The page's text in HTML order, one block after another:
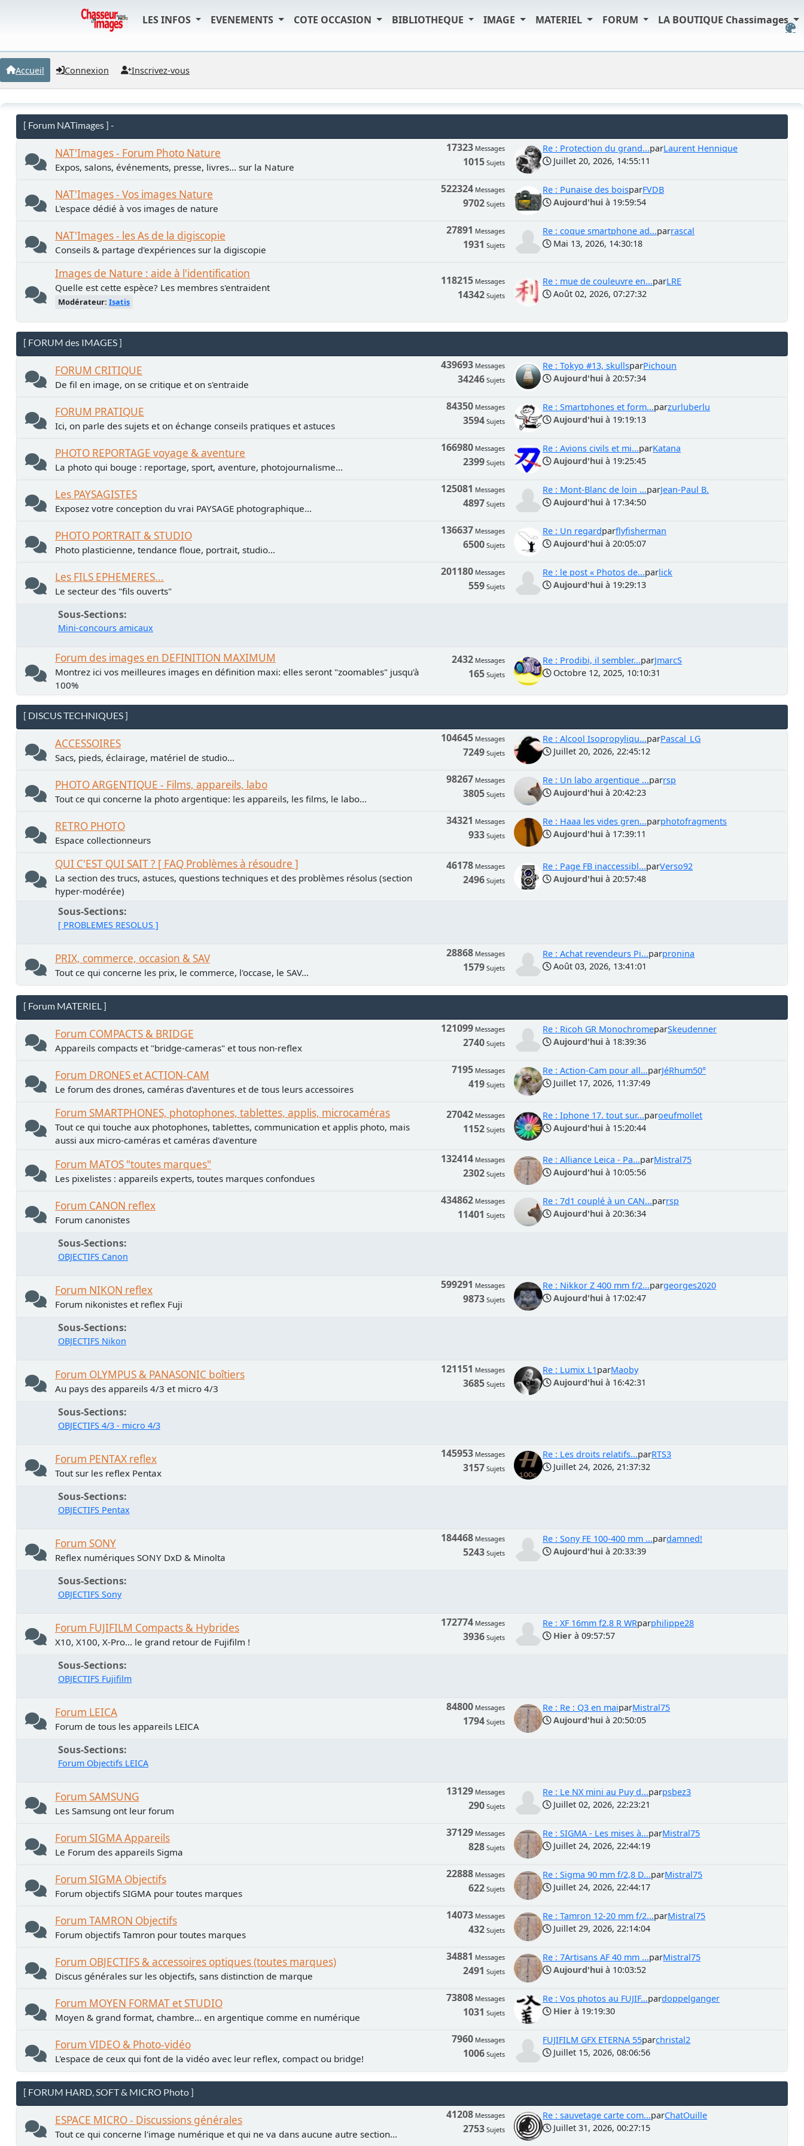
LES INFOS EVENEMENTS COTE OCCASION BIBLIOTHEQUE IMAGE MATERIEL FORUM LA BOUTIQUE Chassimages
Accueil Connexion Inscrivez-vous
[ Forum NATimages ] -
NAT'Images - Forum Photo Nature
Expos, salons, événements, presse, livres... sur la Nature
17323 Messages
1015 Sujets
Re : Protection du grand...parLaurent Hennique
Juillet 20, 2026, 14:55:11
NAT'Images - Vos images Nature
L'espace dédié à vos images de nature
522324 Messages
9702 Sujets
Re : Punaise des boisparFVDB
Aujourd'hui à 19:59:54
NAT'Images - les As de la digiscopie
Conseils & partage d'expériences sur la digiscopie
27891 Messages
1931 Sujets
Re : coque smartphone ad...parrascal
Mai 13, 2026, 14:30:18
Images de Nature : aide à l'identification
Quelle est cette espèce? Les membres s'entraident
Modérateur: Isatis
118215 Messages
14342 Sujets
Re : mue de couleuvre en...parLRE
Août 02, 2026, 07:27:32
[ FORUM des IMAGES ]
FORUM CRITIQUE
De fil en image, on se critique et on s'entraide
439693 Messages
34246 Sujets
Re : Tokyo #13, skullsparPichoun
Aujourd'hui à 20:57:34
FORUM PRATIQUE
Ici, on parle des sujets et on échange conseils pratiques et astuces
84350 Messages
3594 Sujets
Re : Smartphones et form...parzurluberlu
Aujourd'hui à 19:19:13
PHOTO REPORTAGE voyage & aventure
La photo qui bouge : reportage, sport, aventure, photojournalisme...
166980 Messages
2399 Sujets
Re : Avions civils et mi...parKatana
Aujourd'hui à 19:25:45
Les PAYSAGISTES
Exposez votre conception du vrai PAYSAGE photographique...
125081 Messages
4897 Sujets
Re : Mont-Blanc de loin ...parJean-Paul B.
Aujourd'hui à 17:34:50
PHOTO PORTRAIT & STUDIO
Photo plasticienne, tendance floue, portrait, studio...
136637 Messages
6500 Sujets
Re : Un regardparflyfisherman
Aujourd'hui à 20:05:07
Les FILS EPHEMERES...
Le secteur des "fils ouverts"
201180 Messages
559 Sujets
Re : le post « Photos de...parlick
Aujourd'hui à 19:29:13
Sous-Sections
Mini-concours amicaux
Forum des images en DEFINITION MAXIMUM
Montrez ici vos meilleures images en définition maxi: elles seront "zoomables" jusqu'à
100%
2432 Messages
165 Sujets
Re : Prodibi, il sembler...parJmarcS
Octobre 12, 2025, 10:10:31
[ DISCUS TECHNIQUES ]
ACCESSOIRES
Sacs, pieds, éclairage, matériel de studio...
104645 Messages
7249 Sujets
Re : Alcool Isopropyliqu...parPascal_LG
Juillet 20, 2026, 22:45:12
PHOTO ARGENTIQUE - Films, appareils, labo
Tout ce qui concerne la photo argentique: les appareils, les films, le labo...
98267 Messages
3805 Sujets
Re : Un labo argentique ...parrsp
Aujourd'hui à 20:42:23
RETRO PHOTO
Espace collectionneurs
34321 Messages
933 Sujets
Re : Haaa les vides gren...parphotofragments
Aujourd'hui à 17:39:11
QUI C'EST QUI SAIT ? [ FAQ Problèmes à résoudre ]
La section des trucs, astuces, questions techniques et des problèmes résolus (section
hyper-modérée)
46178 Messages
2496 Sujets
Re : Page FB inaccessibl...parVerso92
Aujourd'hui à 20:57:48
Sous-Sections
[ PROBLEMES RESOLUS ]
PRIX, commerce, occasion & SAV
Tout ce qui concerne les prix, le commerce, l'occase, le SAV...
28868 Messages
1579 Sujets
Re : Achat revendeurs Pi...parpronina
Août 03, 2026, 13:41:01
[ Forum MATERIEL ]
Forum COMPACTS & BRIDGE
Appareils compacts et "bridge-cameras" et tous non-reflex
121099 Messages
2740 Sujets
Re : Ricoh GR MonochromeparSkeudenner
Aujourd'hui à 18:39:36
Forum DRONES et ACTION-CAM
Le forum des drones, caméras d'aventures et de tous leurs accessoires
7195 Messages
419 Sujets
Re : Action-Cam pour all...parJéRhum50°
Juillet 17, 2026, 11:37:49
Forum SMARTPHONES, photophones, tablettes, applis, microcaméras
Tout ce qui touche aux photophones, tablettes, communication et applis photo, mais
aussi aux micro-caméras et caméras d'aventure
27042 Messages
1152 Sujets
Re : Iphone 17. tout sur...paroeufmollet
Aujourd'hui à 15:20:44
Forum MATOS "toutes marques"
Les pixelistes : appareils experts, toutes marques confondues
132414 Messages
2302 Sujets
Re : Alliance Leica - Pa...parMistral75
Aujourd'hui à 10:05:56
Forum CANON reflex
Forum canonistes
434862 Messages
11401 Sujets
Re : 7d1 couplé à un CAN...parrsp
Aujourd'hui à 20:36:34
Sous-Sections
OBJECTIFS Canon
Forum NIKON reflex
Forum nikonistes et reflex Fuji
599291 Messages
9873 Sujets
Re : Nikkor Z 400 mm f/2...pargeorges2020
Aujourd'hui à 17:02:47
Sous-Sections
OBJECTIFS Nikon
Forum OLYMPUS & PANASONIC boîtiers
Au pays des appareils 4/3 et micro 4/3
121151 Messages
3685 Sujets
Re : Lumix L1parMaoby
Aujourd'hui à 16:42:31
Sous-Sections
OBJECTIFS 4/3 - micro 4/3
Forum PENTAX reflex
Tout sur les reflex Pentax
145953 Messages
3157 Sujets
Re : Les droits relatifs...parRTS3
Juillet 24, 2026, 21:37:32
Sous-Sections
OBJECTIFS Pentax
Forum SONY
Reflex numériques SONY DxD & Minolta
184468 Messages
5243 Sujets
Re : Sony FE 100-400 mm ...pardamned!
Aujourd'hui à 20:33:39
Sous-Sections
OBJECTIFS Sony
Forum FUJIFILM Compacts & Hybrides
X10, X100, X-Pro... le grand retour de Fujifilm !
172774 Messages
3936 Sujets
Re : XF 16mm f2.8 R WRparphilippe28
Hier à 09:57:57
Sous-Sections
OBJECTIFS Fujifilm
Forum LEICA
Forum de tous les appareils LEICA
84800 Messages
1794 Sujets
Re : Re : Q3 en maiparMistral75
Aujourd'hui à 20:50:05
Sous-Sections
Forum Objectifs LEICA
Forum SAMSUNG
Les Samsung ont leur forum
13129 Messages
290 Sujets
Re : Le NX mini au Puy d...parpsbez3
Juillet 02, 2026, 22:23:21
Forum SIGMA Appareils
Le Forum des appareils Sigma
37129 Messages
828 Sujets
Re : SIGMA - Les mises à...parMistral75
Juillet 24, 2026, 22:44:19
Forum SIGMA Objectifs
Forum objectifs SIGMA pour toutes marques
22888 Messages
622 Sujets
Re : Sigma 90 mm f/2,8 D...parMistral75
Juillet 24, 2026, 22:44:17
Forum TAMRON Objectifs
Forum objectifs Tamron pour toutes marques
14073 Messages
432 Sujets
Re : Tamron 12-20 mm f/2...parMistral75
Juillet 29, 2026, 22:14:04
Forum OBJECTIFS & accessoires optiques (toutes marques)
Discus générales sur les objectifs, sans distinction de marque
34881 Messages
2491 Sujets
Re : 7Artisans AF 40 mm ...parMistral75
Aujourd'hui à 10:03:52
Forum MOYEN FORMAT et STUDIO
Moyen & grand format, chambre... en argentique comme en numérique
73808 Messages
1031 Sujets
Re : Vos photos au FUJIF...pardoppelganger
Hier à 19:19:30
Forum VIDEO & Photo-vidéo
L'espace de ceux qui font de la vidéo avec leur reflex, compact ou bridge!
7960 Messages
1006 Sujets
FUJIFILM GFX ETERNA 55parchristal2
Juillet 15, 2026, 08:06:56
[ FORUM HARD, SOFT & MICRO Photo ]
ESPACE MICRO - Discussions générales
Tout ce qui concerne l'image numérique et qui ne va dans aucune autre section...
41208 Messages
2753 Sujets
Re : sauvetage carte com...parChatOuille
Juillet 31, 2026, 00:27:15